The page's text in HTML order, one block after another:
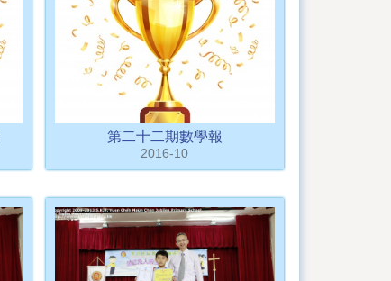
第二十二期數學報
2016-10